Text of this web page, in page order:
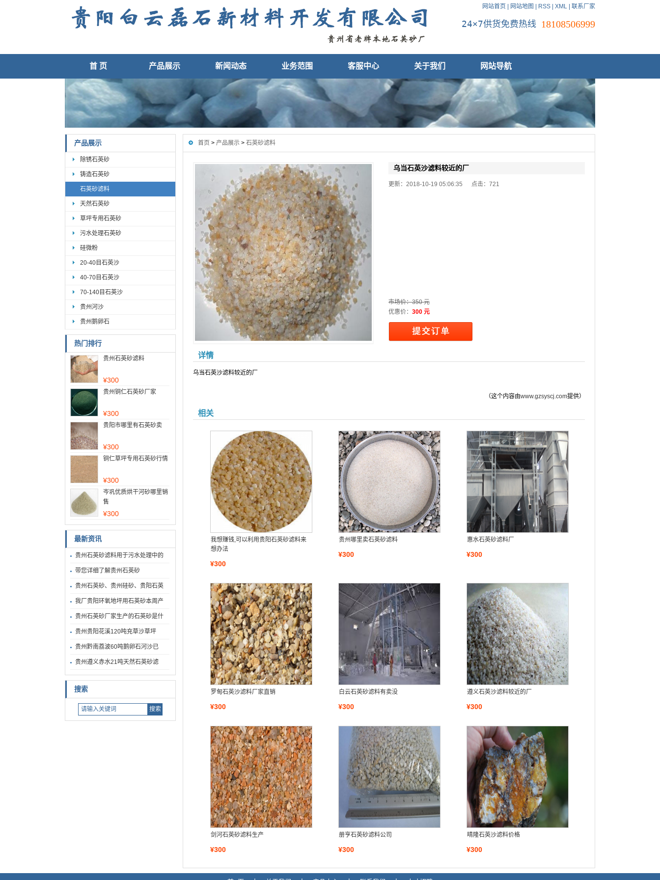
网站首页 网站地图 RSS XML 联系厂家
18108506999
24×7供货免费热线
首 页 产品展示 新闻动态 业务范围 客服中心 关于我们 网站导航
产品展示
除锈石英砂
铸造石英砂
石英砂滤料
天然石英砂
草坪专用石英砂
污水处理石英砂
硅微粉
20-40目石英沙
40-70目石英沙
70-140目石英沙
贵州河沙
贵州鹅卵石
热门排行
贵州石英砂滤料
¥300
贵州铜仁石英砂厂家
¥300
贵阳市哪里有石英砂卖
¥300
铜仁草坪专用石英砂行情
¥300
岑巩优质烘干河砂哪里销
售
¥300
最新资讯
贵州石英砂滤料用于污水处理中的
带您详细了解贵州石英砂
贵州石英砂、贵州硅砂、贵阳石英
我厂贵阳环氧地坪用石英砂本周产
贵州石英砂厂家生产的石英砂是什
贵州贵阳花溪120吨充草沙草坪
贵州黔南荔波60吨鹅卵石河沙已
贵州遵义赤水21吨天然石英砂滤
搜索
首页 > 产品展示 > 石英砂滤料
乌当石英沙滤料较近的厂
更新：2018-10-19 05:06:35 点击： 721
市场价：350 元
优惠价： 300 元
详情
乌当石英沙滤料较近的厂
（这个内容由www.gzsyscj.com提供）
相关
我想赚钱,可以利用贵阳石英砂滤料来
想办法
¥300
贵州哪里卖石英砂滤料
¥300
惠水石英砂滤料厂
¥300
罗甸石英沙滤料厂家直销
¥300
白云石英砂滤料有卖没
¥300
遵义石英沙滤料较近的厂
¥300
剑河石英砂滤料生产
¥300
册亨石英砂滤料公司
¥300
晴隆石英沙滤料价格
¥300